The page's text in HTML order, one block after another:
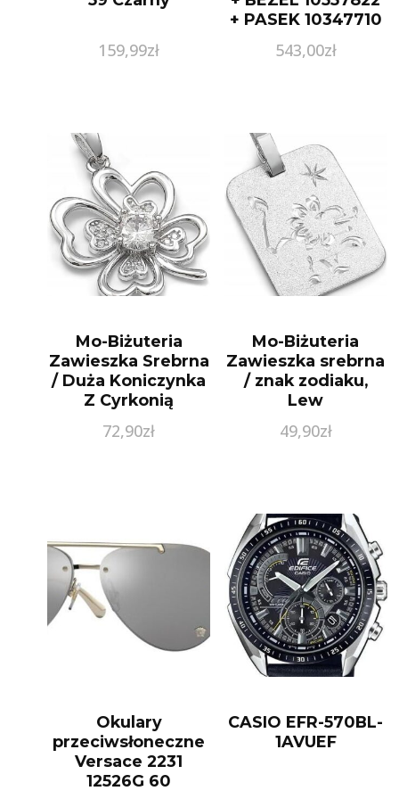
159,99zł
+ PASEK 10347710
543,00zł
Mo-Biżuteria
Zawieszka Srebrna
/ Duża Koniczynka
Z Cyrkonią
72,90zł
Mo-Biżuteria
Zawieszka srebrna
/ znak zodiaku,
Lew
49,90zł
Okulary
przeciwsłoneczne
Versace 2231
12526G 60
CASIO EFR-570BL-
1AVUEF